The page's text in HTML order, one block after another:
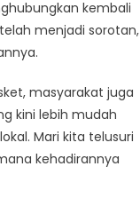
kembali
menjadi sorotan,
masyarakat juga
kini lebih mudah
Mari kita telusuri
kehadirannya